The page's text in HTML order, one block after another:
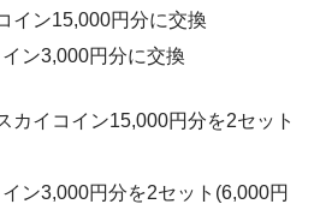
イン15,000円分に交換
ン3,000円分に交換
イコイン15,000円分を2セット
ン3,000円分を2セット(6,000円